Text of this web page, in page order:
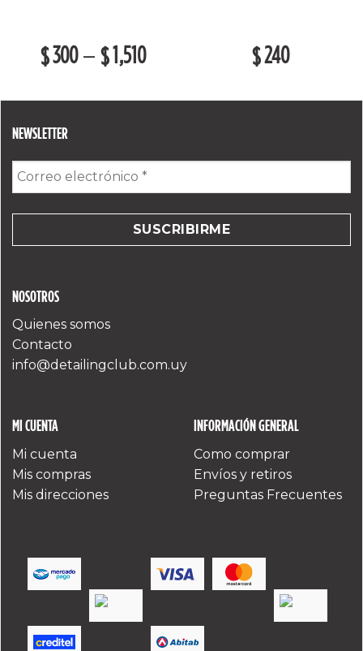
$300– $1,510 $240
NOSOTROS
Quienes somos
Contacto
info@detailingclub.com.uy
MI CUENTA
Mi cuenta
Mis compras
Mis direcciones
INFORMACIÓN GENERAL
Como comprar
Envíos y retiros
Preguntas Frecuentes
NEWSLETTER
Correo
electrónico